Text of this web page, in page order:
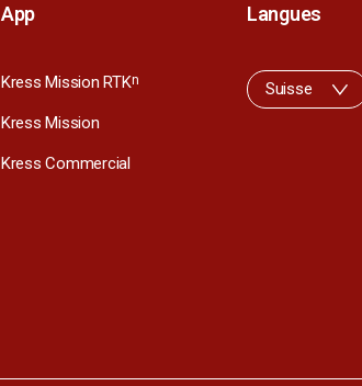
App
Kress Mission RTKn
Kress Mission
Kress Commercial
Langues
Suisse